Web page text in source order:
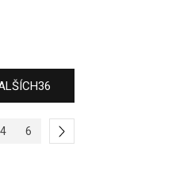
36
4 6